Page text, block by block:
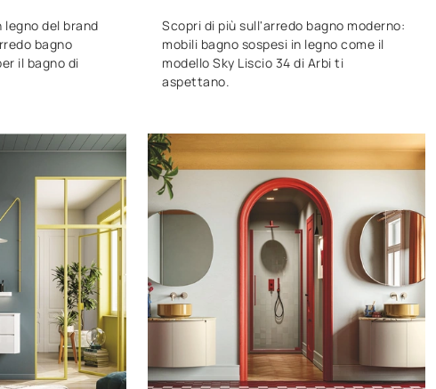
legno del brand
bagno
il bagno di
Scopri di più sull'arredo bagno moderno:
mobili bagno sospesi in legno come il
modello Sky Liscio 34 di Arbi ti
aspettano.